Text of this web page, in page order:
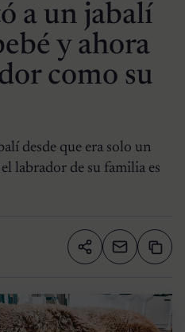
a un jabalí
y ahora
como su
desde que era solo un
labrador de su familia es
Compartir